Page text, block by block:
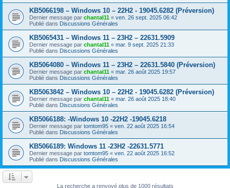
KB5066198 – Windows 10 – 22H2 - 19045.6282 (Préversion)
Dernier message par chantal11 « ven. 26 sept. 2025 06:42
Publié dans Discussions Générales
KB5065431 – Windows 11 – 23H2 – 22631.5909
Dernier message par chantal11 « mar. 9 sept. 2025 21:33
Publié dans Discussions Générales
KB5064080 – Windows 11 – 23H2 – 22631.5840 (Préversion)
Dernier message par chantal11 « mar. 26 août 2025 19:57
Publié dans Discussions Générales
KB5063842 – Windows 10 – 22H2 - 19045.6282 (Préversion)
Dernier message par chantal11 « mar. 26 août 2025 18:40
Publié dans Discussions Générales
KB5066188: -Windows 10 -22H2 -19045.6218
Dernier message par tomtom95 « ven. 22 août 2025 16:54
Publié dans Discussions Générales
KB5066189: Windows 11 -23H2 -22631.5771
Dernier message par tomtom95 « ven. 22 août 2025 16:52
Publié dans Discussions Générales
La recherche a renvoyé plus de 1000 résultats